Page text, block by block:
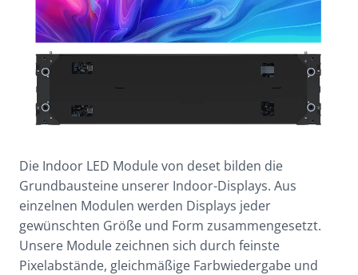
Die Indoor LED Module von deset bilden die
Grundbausteine unserer Indoor-Displays. Aus
einzelnen Modulen werden Displays jeder
gewünschten Größe und Form zusammengesetzt.
Unsere Module zeichnen sich durch feinste
Pixelabstände, gleichmäßige Farbwiedergabe und